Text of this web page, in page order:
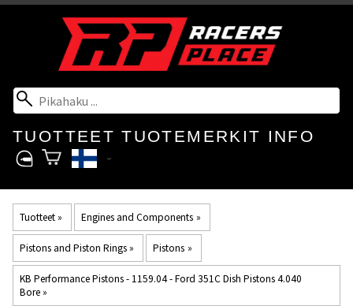
TUOTTEET TUOTEMERKIT INFO
Tuotteet‪» Engines and Components ‪»
Pistons and Piston Rings‪» Pistons ‪»
KB Performance Pistons - 1159.04 - Ford 351C Dish Pistons 4.040
Bore‪»